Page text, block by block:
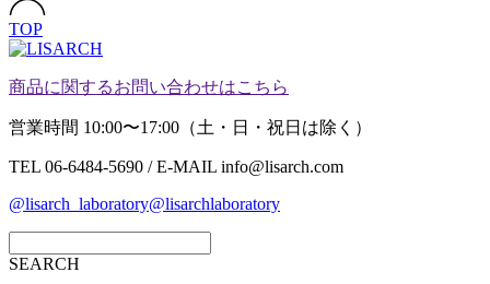
TOP
商品に関するお問い合わせはこちら
営業時間 10:00〜17:00（土・日・祝日は除く）
TEL 06-6484-5690 / E-MAIL info@lisarch.com
@lisarch_laboratory@lisarchlaboratory
SEARCH